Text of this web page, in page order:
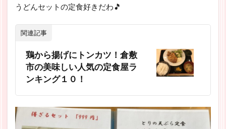
うどんセットの定食好きだわ🎵
関連記事
鶏から揚げにトンカツ！倉敷
市の美味しい人気の定食屋ラ
ンキング１０！